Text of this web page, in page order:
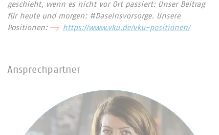
geschieht, wenn es nicht vor Ort passiert: Unser Beitrag
für heute und morgen: #Daseinsvorsorge. Unsere
Positionen:
https://www.vku.de/vku-positionen/
Ansprechpartner